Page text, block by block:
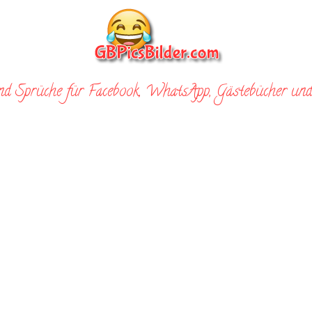
Sprüche für Facebook, WhatsApp, Gästebücher